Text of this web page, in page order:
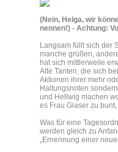
(Nein, Helga, wir
nennen!) - Achtung:
Langsam füllt sich der
manche grüßen,
hat sich mittlerweile
Alte Tanten, die sich
Aktionen ihrer mehr
Haltungsnoten
und Hellwig machen
es Frau Glaser zu
Was für eine
werden gleich zu
„Ernennung einer